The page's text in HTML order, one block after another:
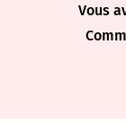
Vous